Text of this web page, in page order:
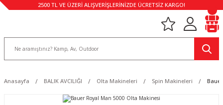
2500 TL VE ÜZERİ ALIŞVERİŞLERİNİZDE ÜCRETSİZ KARGO!
Anasayfa BALIK AVCILIĞI Olta Makineleri Spin Makineleri